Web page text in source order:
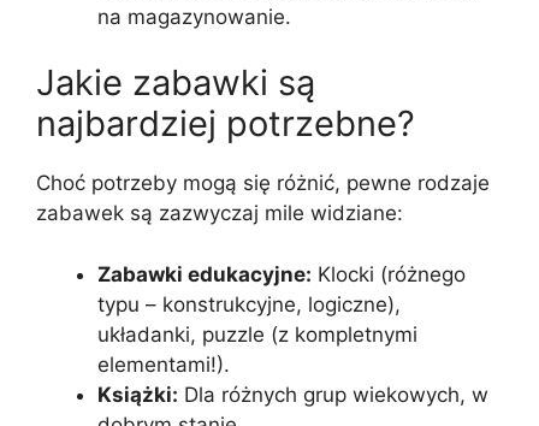
na magazynowanie.
Jakie zabawki są
najbardziej potrzebne?
Choć potrzeby mogą się różnić, pewne rodzaje
zabawek są zazwyczaj mile widziane:
Zabawki edukacyjne: Klocki (różnego
typu – konstrukcyjne, logiczne),
układanki, puzzle (z kompletnymi
elementami!).
Książki: Dla różnych grup wiekowych, w